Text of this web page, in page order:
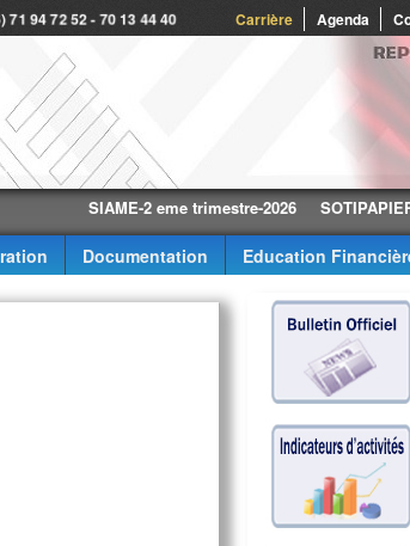
Carrière Agenda
94 72 52 - 70 13 44 40
SIAME-2 eme trimestre-2026 SOTIPAPIER-2
Documentation
Education